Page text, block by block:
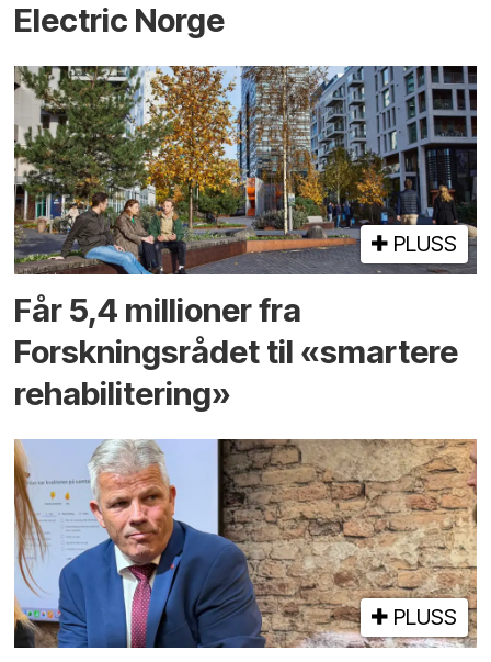
Electric Norge
PLUSS
Får 5,4 millioner fra
Forskningsrådet til «smartere
rehabilitering»
PLUSS